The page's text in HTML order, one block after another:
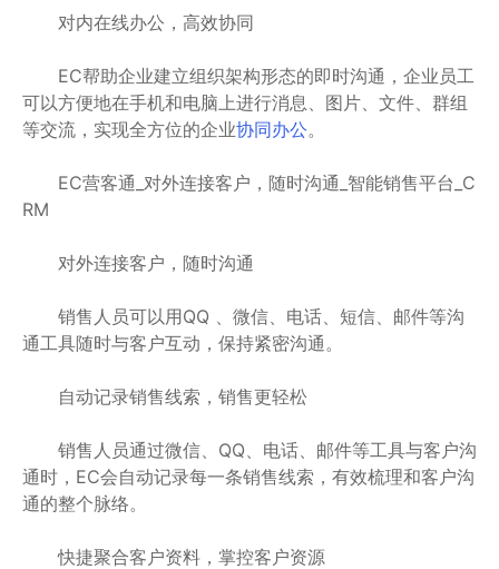
对内在线办公，高效协同
EC帮助企业建立组织架构形态的即时沟通，企业员工
可以方便地在手机和电脑上进行消息、图片、文件、群组
等交流，实现全方位的企业协同办公。
EC营客通_对外连接客户，随时沟通_智能销售平台_C
RM
对外连接客户，随时沟通
销售人员可以用QQ 、微信、电话、短信、邮件等沟
通工具随时与客户互动，保持紧密沟通。
自动记录销售线索，销售更轻松
销售人员通过微信、QQ、电话、邮件等工具与客户沟
通时，EC会自动记录每一条销售线索，有效梳理和客户沟
通的整个脉络。
快捷聚合客户资料，掌控客户资源